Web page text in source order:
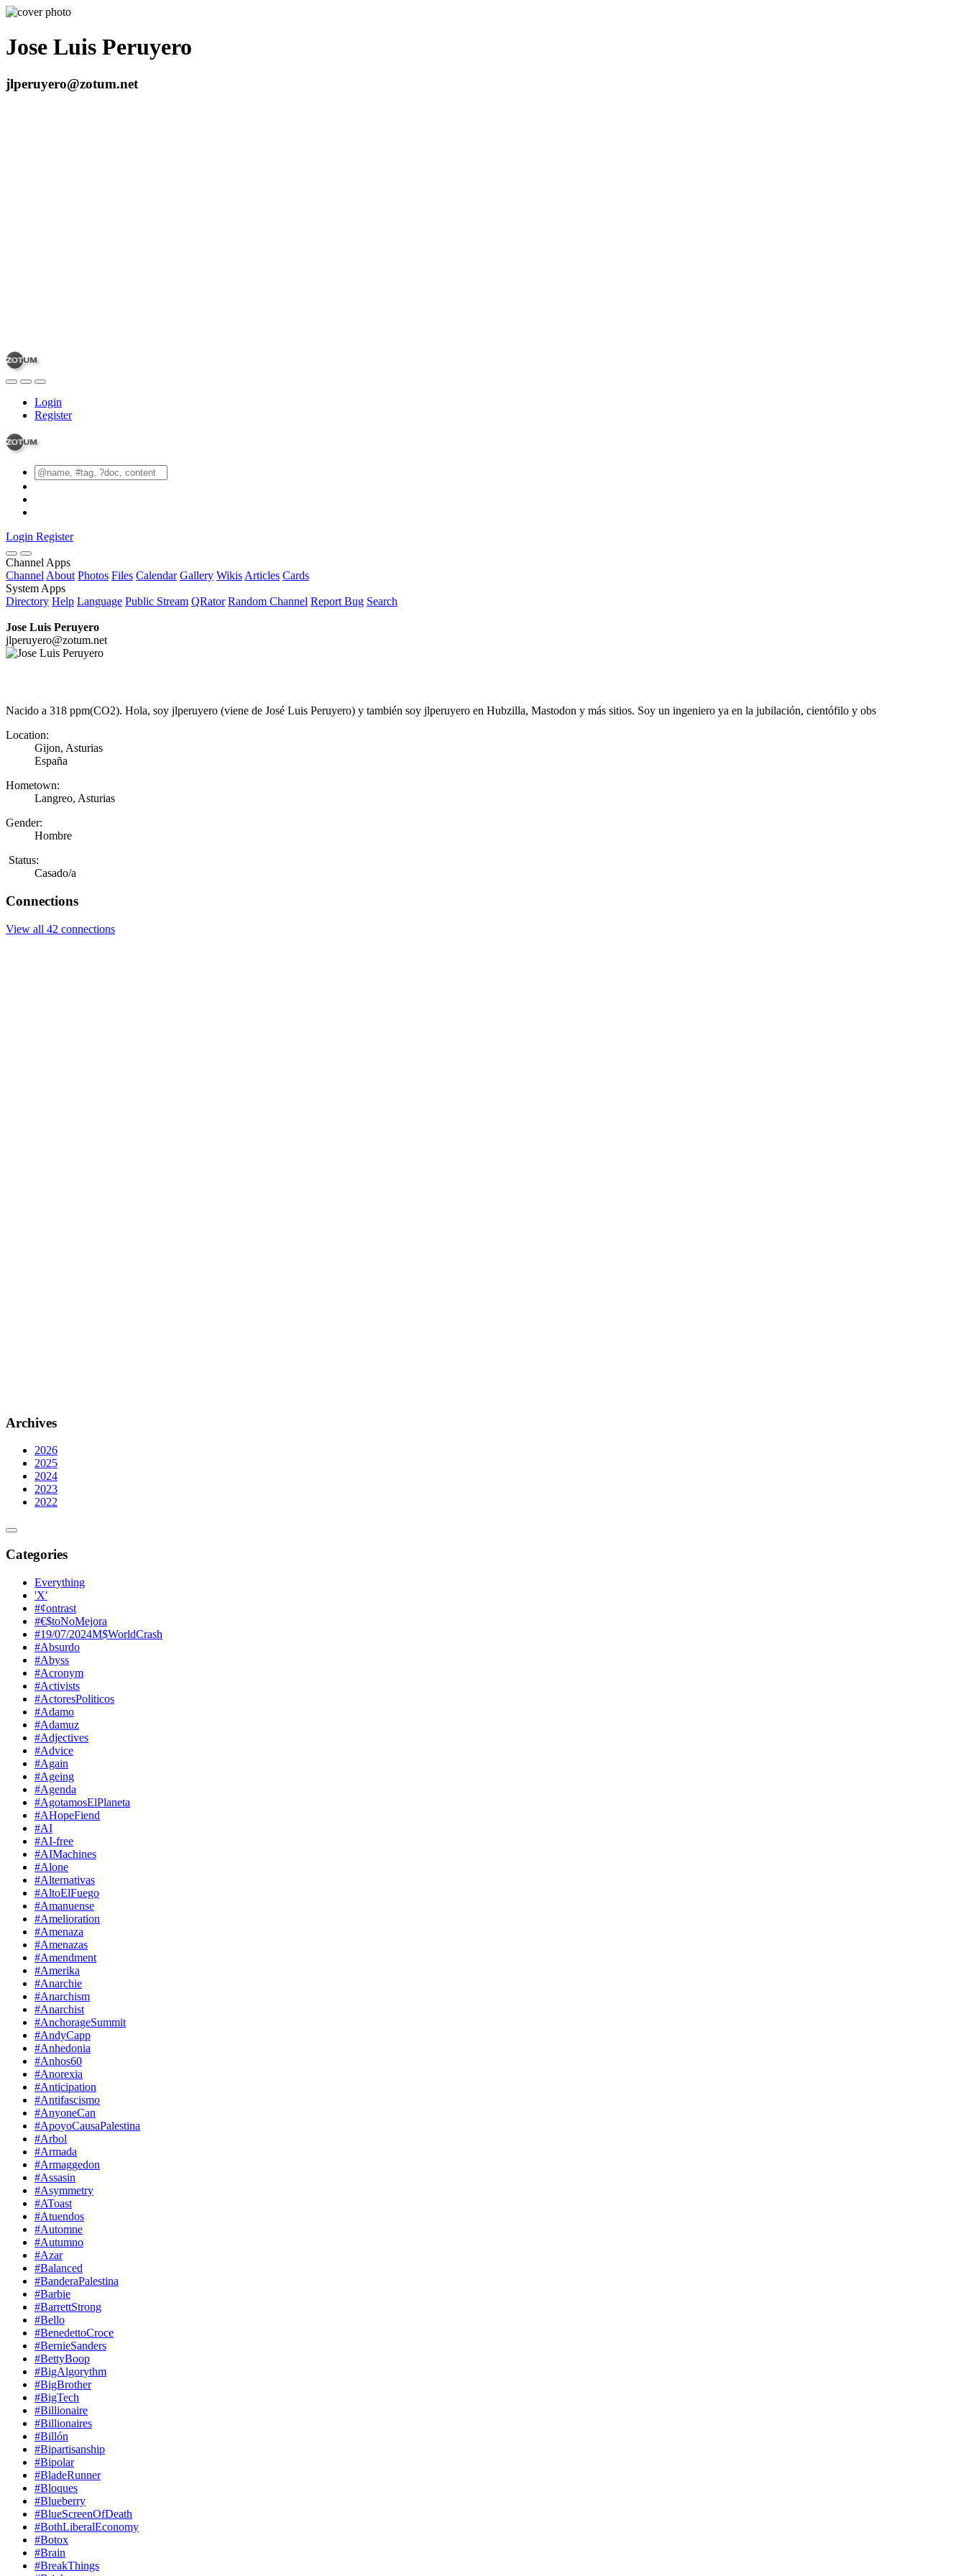
Jose Luis Peruyero
jlperuyero@zotum.net
Login
Register
Login Register
Channel Apps
Channel About Photos Files Calendar Gallery Wikis Articles Cards
System Apps
Directory Help Language Public Stream QRator Random Channel Report Bug Search
Jose Luis Peruyero
jlperuyero@zotum.net
Nacido a 318 ppm(CO2). Hola, soy jlperuyero (viene de José Luis Peruyero) y también soy jlperuyero en Hubzilla, Mastodon y más sitios. Soy un ingeniero ya en la jubilación, cientófilo y obs
Location:
Gijon, Asturias
España
Hometown:
Langreo, Asturias
Gender:
Hombre
Status:
Casado/a
Connections
View all 42 connections
Archives
2026
2025
2024
2023
2022
Categories
Everything
'X'
#¢ontrast
#€$toNoMejora
#19/07/2024M$WorldCrash
#Absurdo
#Abyss
#Acronym
#Activists
#ActoresPoliticos
#Adamo
#Adamuz
#Adjectives
#Advice
#Again
#Ageing
#Agenda
#AgotamosElPlaneta
#AHopeFiend
#AI
#AI-free
#AIMachines
#Alone
#Alternativas
#AltoElFuego
#Amanuense
#Amelioration
#Amenaza
#Amenazas
#Amendment
#Amerika
#Anarchie
#Anarchism
#Anarchist
#AnchorageSummit
#AndyCapp
#Anhedonia
#Anhos60
#Anorexia
#Anticipation
#Antifascismo
#AnyoneCan
#ApoyoCausaPalestina
#Arbol
#Armada
#Armaggedon
#Assasin
#Asymmetry
#AToast
#Atuendos
#Automne
#Autumno
#Azar
#Balanced
#BanderaPalestina
#Barbie
#BarrettStrong
#Bello
#BenedettoCroce
#BernieSanders
#BettyBoop
#BigAlgorythm
#BigBrother
#BigTech
#Billionaire
#Billionaires
#Billón
#Bipartisanship
#Bipolar
#BladeRunner
#Bloques
#Blueberry
#BlueScreenOfDeath
#BothLiberalEconomy
#Botox
#Brain
#BreakThings